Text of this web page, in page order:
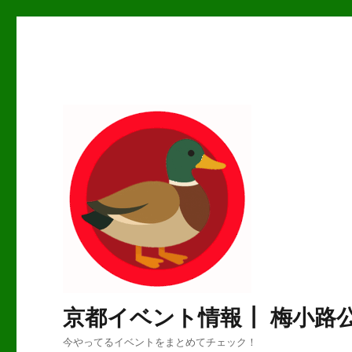
京都イベント情報┃ 梅小路
今やってるイベントをまとめてチェック！